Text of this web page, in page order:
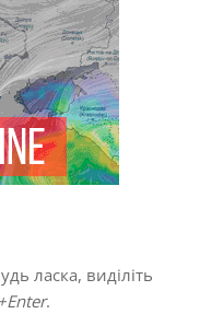
ласка, виділіть
.